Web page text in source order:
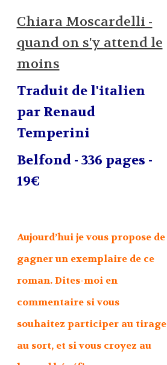
Chiara Moscardelli -
quand on s'y attend le
moins
Traduit de l'italien
par Renaud
Temperini
Belfond - 336 pages -
19€
Aujourd’hui je vous propose de
gagner un exemplaire de ce
roman. Dites-moi en
commentaire si vous
souhaitez participer au tirage
au sort, et si vous croyez au